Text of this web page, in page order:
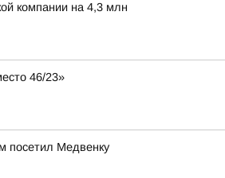
компании на 4,3 млн
46/23»
посетил Медвенку